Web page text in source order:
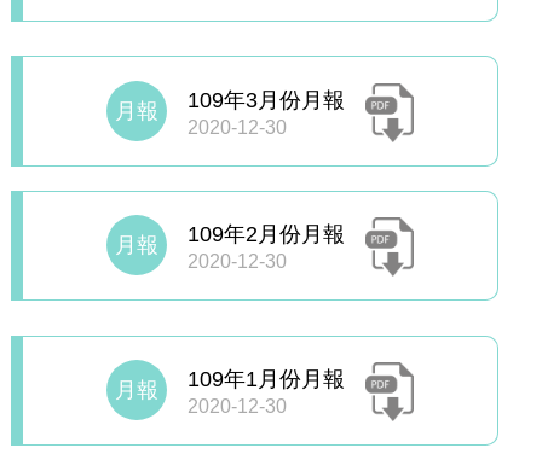
月報 109年3月份月報
2020-12-30
月報 109年2月份月報
2020-12-30
月報 109年1月份月報
2020-12-30